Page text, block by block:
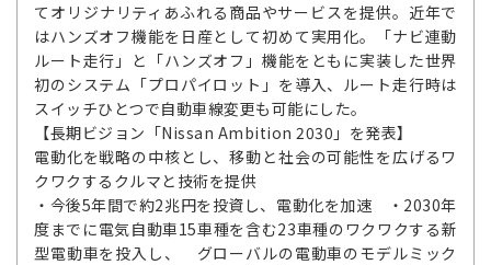
てオリジナリティあふれる商品やサービスを提供。近年で
はハンズオフ機能を日産として初めて実用化。「ナビ連動
ルート走行」と「ハンズオフ」機能をともに実装した世界
初のシステム「プロパイロット」を導入、ルート走行時は
スイッチひとつで自動車線変更も可能にした。
【長期ビジョン「Nissan Ambition 2030」を発表】
電動化を戦略の中核とし、移動と社会の可能性を広げるワ
クワクするクルマと技術を提供
・今後5年間で約2兆円を投資し、電動化を加速 ・2030年
度までに電気自動車15車種を含む23車種のワクワクする新
型電動車を投入し、 グローバルの電動車のモデルミック